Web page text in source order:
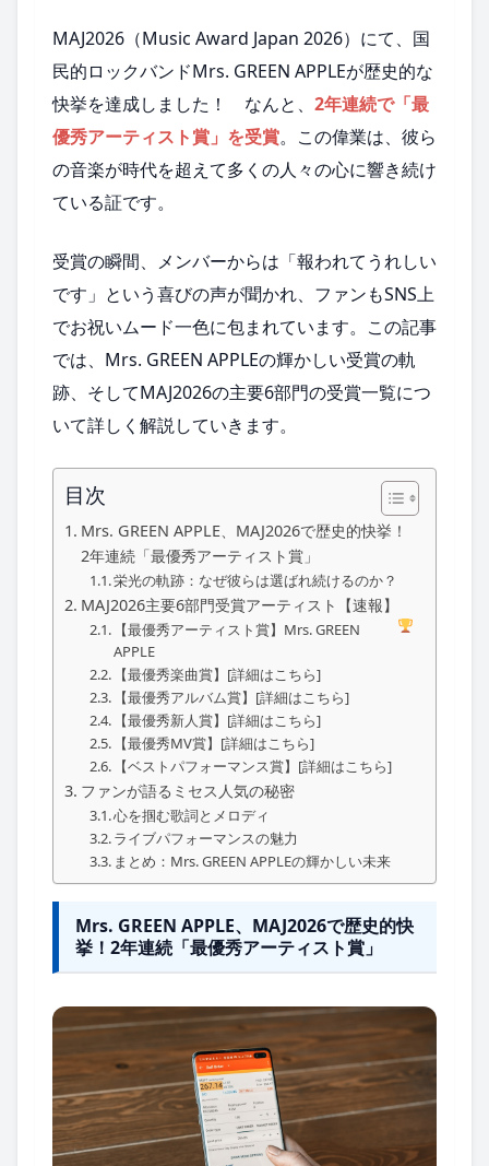
MAJ2026（Music Award Japan 2026）にて、国
民的ロックバンドMrs. GREEN APPLEが歴史的な
快挙を達成しました！ なんと、 2年連続で「最
優秀アーティスト賞」を受賞。この偉業は、彼ら
の音楽が時代を超えて多くの人々の心に響き続け
ている証です。
受賞の瞬間、メンバーからは「報われてうれしい
です」という喜びの声が聞かれ、ファンもSNS上
でお祝いムード一色に包まれています。この記事
では、Mrs. GREEN APPLEの輝かしい受賞の軌
跡、そしてMAJ2026の主要6部門の受賞一覧につ
いて詳しく解説していきます。
目次
Mrs. GREEN APPLE、MAJ2026で歴史的快挙！
2年連続「最優秀アーティスト賞」
栄光の軌跡：なぜ彼らは選ばれ続けるのか？
MAJ2026主要6部門受賞アーティスト【速報】
【最優秀アーティスト賞】Mrs. GREEN
APPLE
【最優秀楽曲賞】[詳細はこちら]
【最優秀アルバム賞】[詳細はこちら]
【最優秀新人賞】[詳細はこちら]
【最優秀MV賞】[詳細はこちら]
【ベストパフォーマンス賞】[詳細はこちら]
ファンが語るミセス人気の秘密
心を掴む歌詞とメロディ
ライブパフォーマンスの魅力
まとめ：Mrs. GREEN APPLEの輝かしい未来
Mrs. GREEN APPLE、MAJ2026で歴史的快
挙！2年連続「最優秀アーティスト賞」